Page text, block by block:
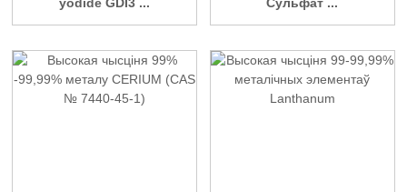
yodide GDI3 ...
Сульфат ...